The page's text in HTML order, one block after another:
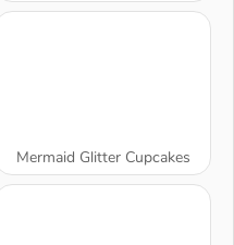
Mermaid Glitter Cupcakes